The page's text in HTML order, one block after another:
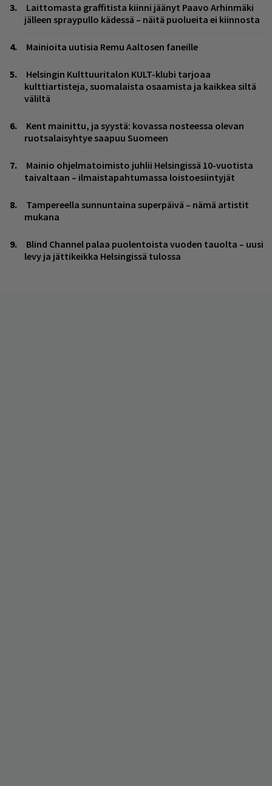
Laittomasta graffitista kiinni jäänyt Paavo Arhinmäki
jälleen spraypullo kädessä – näitä puolueita ei kiinnosta
Mainioita uutisia Remu Aaltosen faneille
Helsingin Kulttuuritalon KULT-klubi tarjoaa
kulttiartisteja, suomalaista osaamista ja kaikkea siltä
väliltä
Kent mainittu, ja syystä: kovassa nosteessa olevan
ruotsalaisyhtye saapuu Suomeen
Mainio ohjelmatoimisto juhlii Helsingissä 10-vuotista
taivaltaan – ilmaistapahtumassa loistoesiintyjät
Tampereella sunnuntaina superpäivä – nämä artistit
mukana
Blind Channel palaa puolentoista vuoden tauolta – uusi
levy ja jättikeikka Helsingissä tulossa